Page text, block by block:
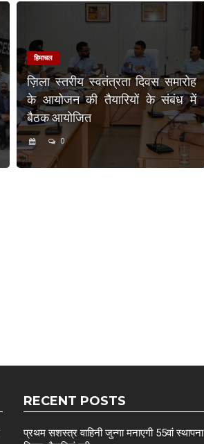
हिमाचल
ज़िला स्तरीय स्वतंत्रता दिवस समारोह
के आयोजन की तैयारियों के संबंध में
बैठक आयोजित
0
RECENT POSTS
प्रथम सशस्त्र वाहिनी जुन्गा मनाएगी 55वां स्थापना